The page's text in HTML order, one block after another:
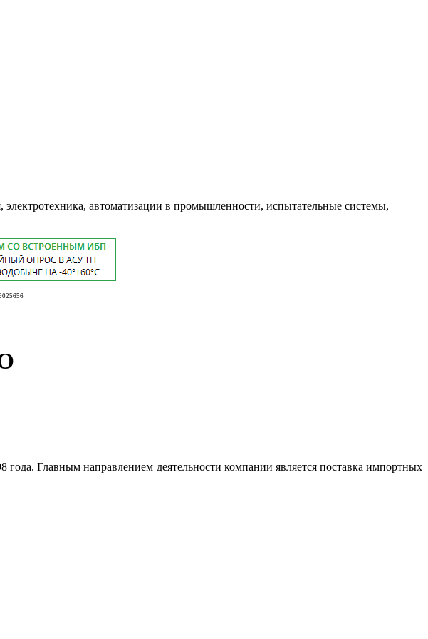
автоматизации в промышленности, испытательные системы,
Главным направлением деятельности компании является поставка импортных